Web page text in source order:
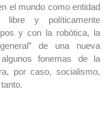
el mundo como entidad
libre y políticamente
y con la robótica, la
de una nueva
fonemas de la
por caso, socialismo,